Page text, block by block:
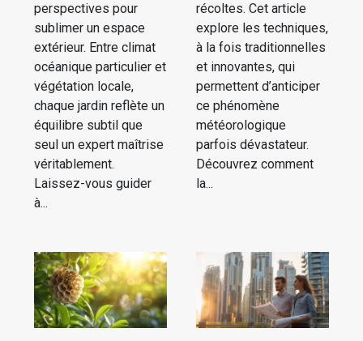
perspectives pour
sublimer un espace
extérieur. Entre climat
océanique particulier et
végétation locale,
chaque jardin reflète un
équilibre subtil que
seul un expert maîtrise
véritablement.
Laissez-vous guider
à...
récoltes. Cet article
explore les techniques,
à la fois traditionnelles
et innovantes, qui
permettent d’anticiper
ce phénomène
météorologique
parfois dévastateur.
Découvrez comment
la...